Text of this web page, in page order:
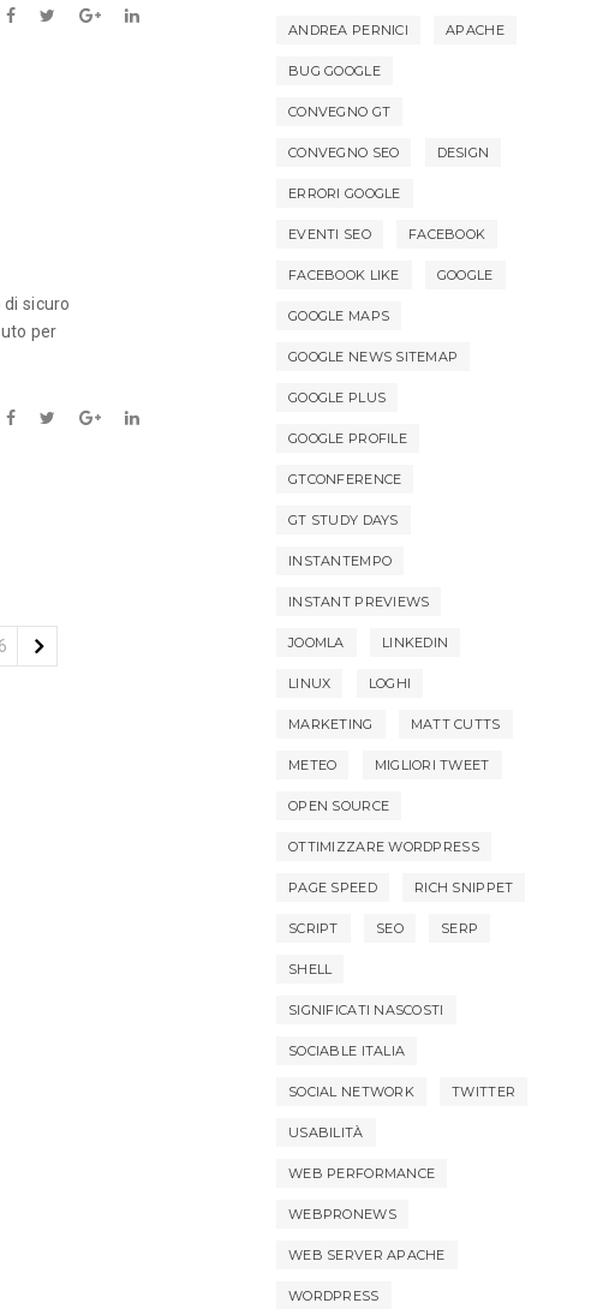
di sicuro
per
ANDREA PERNICI APACHE
BUG GOOGLE
CONVEGNO GT
CONVEGNO SEO DESIGN
ERRORI GOOGLE
EVENTI SEO FACEBOOK
FACEBOOK LIKE GOOGLE
GOOGLE MAPS
GOOGLE NEWS SITEMAP
GOOGLE PLUS
GOOGLE PROFILE
GTCONFERENCE
GT STUDY DAYS
INSTANTEMPO
INSTANT PREVIEWS
JOOMLA LINKEDIN
LINUX LOGHI
MARKETING MATT CUTTS
METEO MIGLIORI TWEET
OPEN SOURCE
OTTIMIZZARE WORDPRESS
PAGE SPEED RICH SNIPPET
SCRIPT SEO SERP
SHELL
SIGNIFICATI NASCOSTI
SOCIABLE ITALIA
SOCIAL NETWORK TWITTER
USABILITÀ
WEB PERFORMANCE
WEBPRONEWS
WEB SERVER APACHE
WORDPRESS